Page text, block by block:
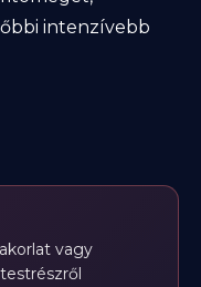
intenzívebb
vagy